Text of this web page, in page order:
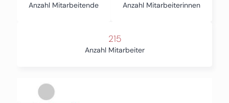
Anzahl Mitarbeitende Anzahl Mitarbeiterinnen
215
Anzahl Mitarbeiter